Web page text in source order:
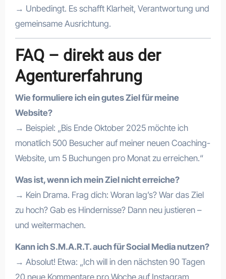
→ Unbedingt. Es schafft Klarheit, Verantwortung und
gemeinsame Ausrichtung.
FAQ – direkt aus der
Agenturerfahrung
Wie formuliere ich ein gutes Ziel für meine
Website?
→ Beispiel: „Bis Ende Oktober 2025 möchte ich
monatlich 500 Besucher auf meiner neuen Coaching-
Website, um 5 Buchungen pro Monat zu erreichen.“
Was ist, wenn ich mein Ziel nicht erreiche?
→ Kein Drama. Frag dich: Woran lag’s? War das Ziel
zu hoch? Gab es Hindernisse? Dann neu justieren –
und weitermachen.
Kann ich S.M.A.R.T. auch für Social Media nutzen?
→ Absolut! Etwa: „Ich will in den nächsten 90 Tagen
20 neue Kommentare pro Woche auf Instagram